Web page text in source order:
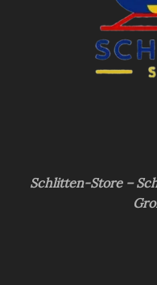
Schlitten-Store –